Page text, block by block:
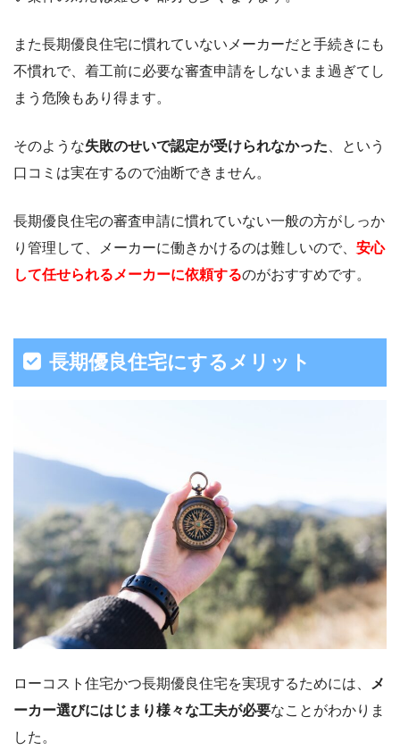
また長期優良住宅に慣れていないメーカーだと手続きにも
不慣れで、着工前に必要な審査申請をしないまま過ぎてし
まう危険もあり得ます。
そのような失敗のせいで認定が受けられなかった 、という
口コミは実在するので油断できません。
長期優良住宅の審査申請に慣れていない一般の方がしっか
り管理して、メーカーに働きかけるのは難しいので、 安心
して任せられるメーカーに依頼するのがおすすめです。
長期優良住宅にするメリット
ローコスト住宅かつ長期優良住宅を実現するためには、
メ
ーカー選びにはじまり様々な工夫が必要なことがわかりま
した。